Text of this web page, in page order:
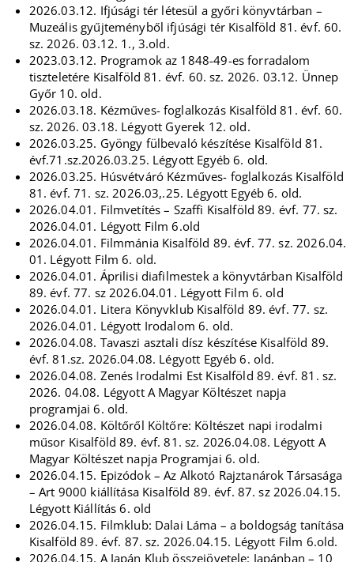
2026.03.12. Ifjúsági tér létesül a győri könyvtárban –
Muzeális gyűjteményből ifjúsági tér Kisalföld 81. évf. 60.
sz. 2026. 03.12. 1., 3.old.
2023.03.12. Programok az 1848-49-es forradalom
tiszteletére Kisalföld 81. évf. 60. sz. 2026. 03.12. Ünnep
Győr 10. old.
2026.03.18. Kézműves- foglalkozás Kisalföld 81. évf. 60.
sz. 2026. 03.18. Légyott Gyerek 12. old.
2026.03.25. Gyöngy fülbevaló készítése Kisalföld 81.
évf.71.sz.2026.03.25. Légyott Egyéb 6. old.
2026.03.25. Húsvétváró Kézműves- foglalkozás Kisalföld
81. évf. 71. sz. 2026.03,.25. Légyott Egyéb 6. old.
2026.04.01. Filmvetítés – Szaffi Kisalföld 89. évf. 77. sz.
2026.04.01. Légyott Film 6.old
2026.04.01. Filmmánia Kisalföld 89. évf. 77. sz. 2026.04.
01. Légyott Film 6. old.
2026.04.01. Áprilisi diafilmestek a könyvtárban Kisalföld
89. évf. 77. sz 2026.04.01. Légyott Film 6. old
2026.04.01. Litera Könyvklub Kisalföld 89. évf. 77. sz.
2026.04.01. Légyott Irodalom 6. old.
2026.04.08. Tavaszi asztali dísz készítése Kisalföld 89.
évf. 81.sz. 2026.04.08. Légyott Egyéb 6. old.
2026.04.08. Zenés Irodalmi Est Kisalföld 89. évf. 81. sz.
2026. 04.08. Légyott A Magyar Költészet napja
programjai 6. old.
2026.04.08. Költőről Költőre: Költészet napi irodalmi
műsor Kisalföld 89. évf. 81. sz. 2026.04.08. Légyott A
Magyar Költészet napja Programjai 6. old.
2026.04.15. Epizódok – Az Alkotó Rajztanárok Társasága
– Art 9000 kiállítása Kisalföld 89. évf. 87. sz 2026.04.15.
Légyott Kiállítás 6. old
2026.04.15. Filmklub: Dalai Láma – a boldogság tanítása
Kisalföld 89. évf. 87. sz. 2026.04.15. Légyott Film 6.old.
2026.04.15. A Japán Klub összejövetele: Japánban – 10